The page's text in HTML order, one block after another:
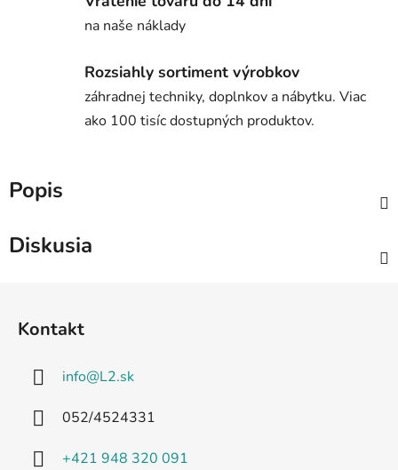
na naše náklady
Rozsiahly sortiment výrobkov
záhradnej techniky, doplnkov a nábytku. Viac
ako 100 tisíc dostupných produktov.
Popis
Diskusia
Kontakt
info@L2.sk
052/4524331
+421 948 320 091